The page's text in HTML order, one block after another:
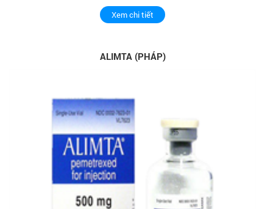
Xem chi tiết
ALIMTA (PHÁP)